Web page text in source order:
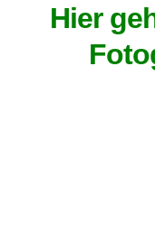
Hier